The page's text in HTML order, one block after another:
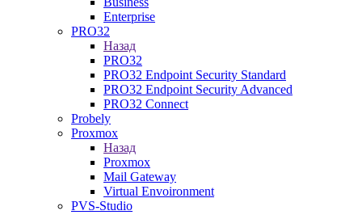
Enterprise
PRO32
Назад
PRO32
PRO32 Endpoint Security Standard
PRO32 Endpoint Security Advanced
PRO32 Connect
Probely
Proxmox
Назад
Proxmox
Mail Gateway
Virtual Envoironment
PVS-Studio